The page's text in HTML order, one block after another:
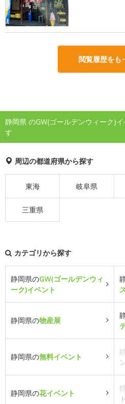
閲覧履歴をも
静岡県 のGW(ゴールデンウィーク)
す
周辺の都道府県から探す
東海 岐阜県
三重県
カテゴリから探す
静岡県のGW(ゴールデンウィ
ーク)イベント
静岡県の物産展
静岡県の無料イベント
静岡県の花イベント
ト